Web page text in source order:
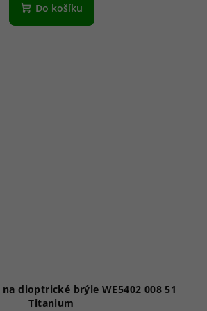
Do košíku
dioptrické brýle WE5402 008 51
Titanium